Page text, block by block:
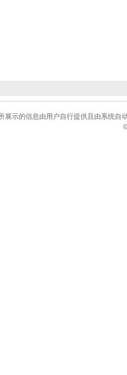
展示的信息由用户自行提供且由系统